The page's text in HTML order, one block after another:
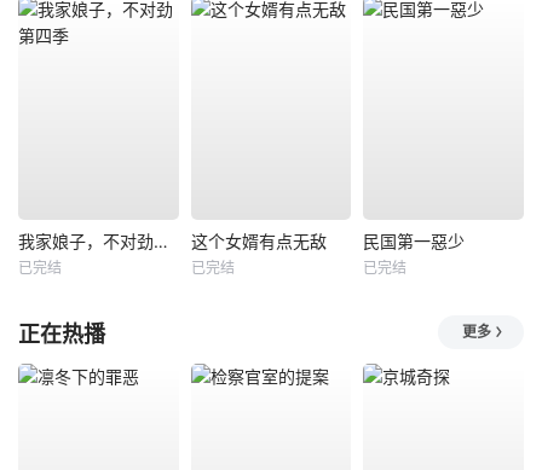
我家娘子，不对劲第四季
已完结
这个女婿有点无敌
已完结
民国第一惡少
已完结
正在热播 更多